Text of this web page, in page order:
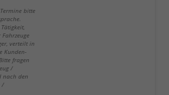
bitte
verteilt in
Kunden-
fragen
/
nach den
/